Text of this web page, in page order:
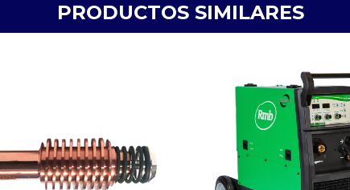
PRODUCTOS SIMILARES